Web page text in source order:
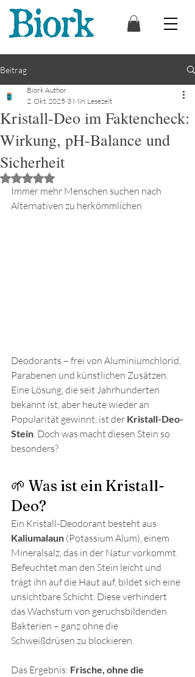
Beitrag
Kristall-Deo im Faktencheck:
Wirkung, pH-Balance und
Sicherheit
Biork Author
2. Okt. 2025 3 Min. Lesezeit
Mit NaN von 5 Sternen bewertet.
Immer mehr Menschen suchen nach
Alternativen zu herkömmlichen
Deodorants – frei von Aluminiumchlorid,
Parabenen und künstlichen Zusätzen.
Eine Lösung, die seit Jahrhunderten
bekannt ist, aber heute wieder an
Popularität gewinnt, ist der Kristall-Deo-
Stein . Doch was macht diesen Stein so
besonders?
🌱 Was ist ein Kristall-
Deo?
Ein Kristall-Deodorant besteht aus
Kaliumalaun (Potassium Alum), einem
Mineralsalz, das in der Natur vorkommt.
Befeuchtet man den Stein leicht und
trägt ihn auf die Haut auf, bildet sich eine
unsichtbare Schicht. Diese verhindert
das Wachstum von geruchsbildenden
Bakterien – ganz ohne die
Schweißdrüsen zu blockieren.
Das Ergebnis: Frische, ohne die